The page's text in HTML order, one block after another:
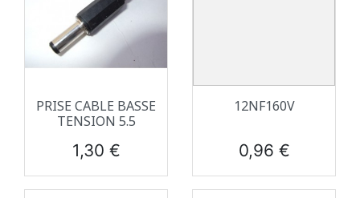
PRISE CABLE BASSE
TENSION 5.5
Prix
1,30 €
12NF160V
Prix
0,96 €